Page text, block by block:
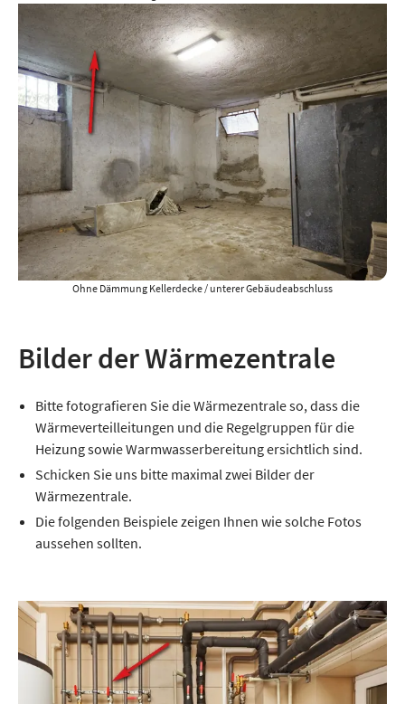
Ohne Dämmung Kellerdecke / unterer Gebäudeabschluss
Bilder der Wärmezentrale
Bitte fotografieren Sie die Wärmezentrale so, dass die
Wärmeverteilleitungen und die Regelgruppen für die
Heizung sowie Warmwasserbereitung ersichtlich sind.
Schicken Sie uns bitte maximal zwei Bilder der
Wärmezentrale.
Die folgenden Beispiele zeigen Ihnen wie solche Fotos
aussehen sollten.